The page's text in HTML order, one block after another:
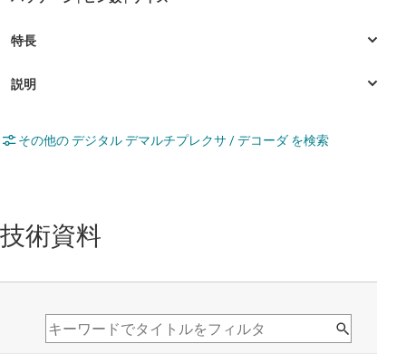
その他の デジタル デマルチプレクサ / デコーダ を検索
技術資料